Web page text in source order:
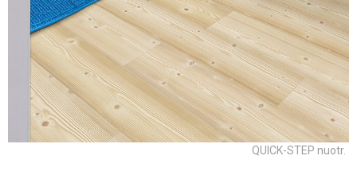
QUICK-STEP nuotr.